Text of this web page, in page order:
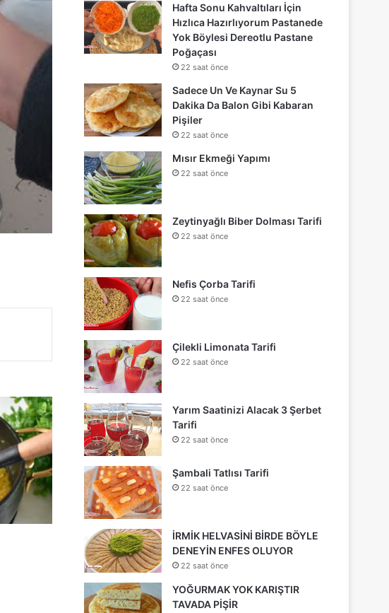
Hafta Sonu Kahvaltıları İçin
Hızlıca Hazırlıyorum Pastanede
Yok Böylesi Dereotlu Pastane
Poğaçası
22 saat önce
Sadece Un Ve Kaynar Su 5
Dakika Da Balon Gibi Kabaran
Pişiler
22 saat önce
Mısır Ekmeği Yapımı
22 saat önce
Zeytinyağlı Biber Dolması Tarifi
22 saat önce
Nefis Çorba Tarifi
22 saat önce
Çilekli Limonata Tarifi
22 saat önce
Yarım Saatinizi Alacak 3 Şerbet
Tarifi
22 saat önce
Şambali Tatlısı Tarifi
22 saat önce
İRMİK HELVASİNİ BİRDE BÖYLE
DENEYİN ENFES OLUYOR
22 saat önce
YOĞURMAK YOK KARIŞTIR
TAVADA PİŞİR